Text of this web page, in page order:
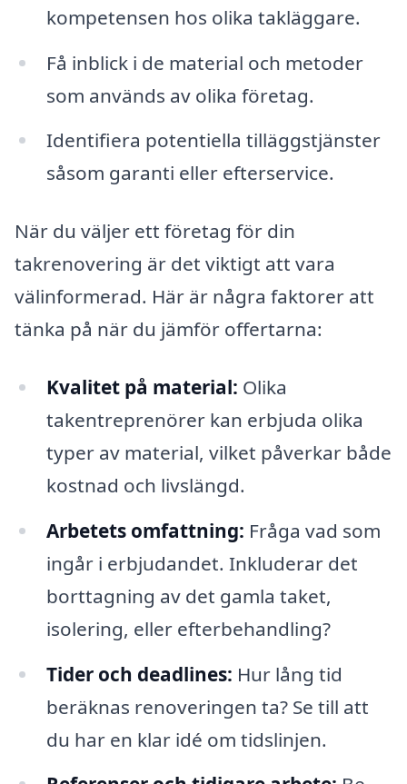
kompetensen hos olika takläggare.
Få inblick i de material och metoder
som används av olika företag.
Identifiera potentiella tilläggstjänster
såsom garanti eller efterservice.
När du väljer ett företag för din
takrenovering är det viktigt att vara
välinformerad. Här är några faktorer att
tänka på när du jämför offertarna:
Kvalitet på material: Olika
takentreprenörer kan erbjuda olika
typer av material, vilket påverkar både
kostnad och livslängd.
Arbetets omfattning: Fråga vad som
ingår i erbjudandet. Inkluderar det
borttagning av det gamla taket,
isolering, eller efterbehandling?
Tider och deadlines: Hur lång tid
beräknas renoveringen ta? Se till att
du har en klar idé om tidslinjen.